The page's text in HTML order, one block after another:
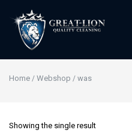
Home / Webshop / was
Showing the single result